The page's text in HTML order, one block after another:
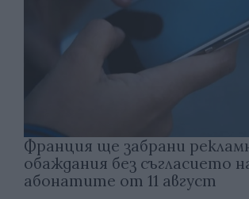
Франция ще забрани
обаждания без съгласието
абонатите от 11 август